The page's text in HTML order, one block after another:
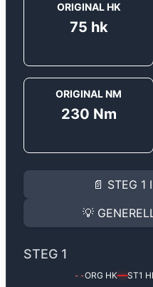
ORIGINAL HK
75 hk
ORIGINAL NM
230 Nm
📄 STEG 1
INFORMATION
Steg 1
Effekten ökar från75
(+45 hk & +30 Nm).
Ger mer effekt, högre
Steg 1
💡
✅ All mjukvara är
✅ Felsökning inann
STEG 1
--ORG HK━━ST1